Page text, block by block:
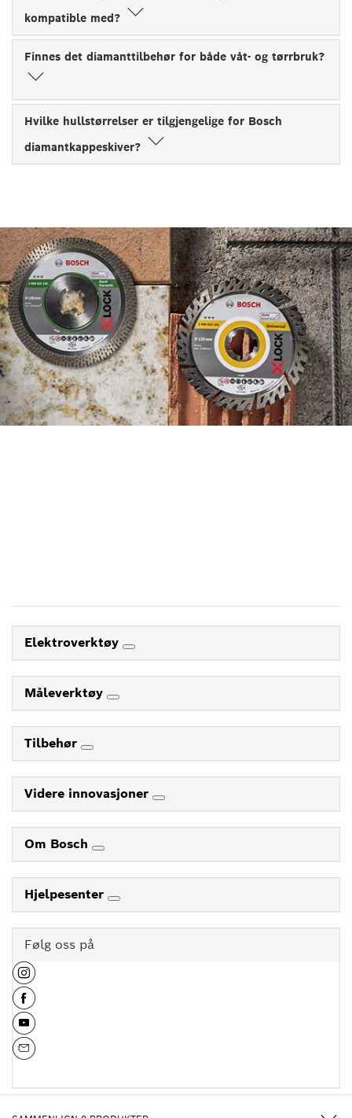
kompatible med?
Finnes det diamanttilbehør for både våt- og tørrbruk?
Hvilke hullstørrelser er tilgjengelige for Bosch
diamantkappeskiver?
Elektroverktøy
Måleverktøy
Tilbehør
Videre innovasjoner
Om Bosch
Hjelpesenter
Følg oss på